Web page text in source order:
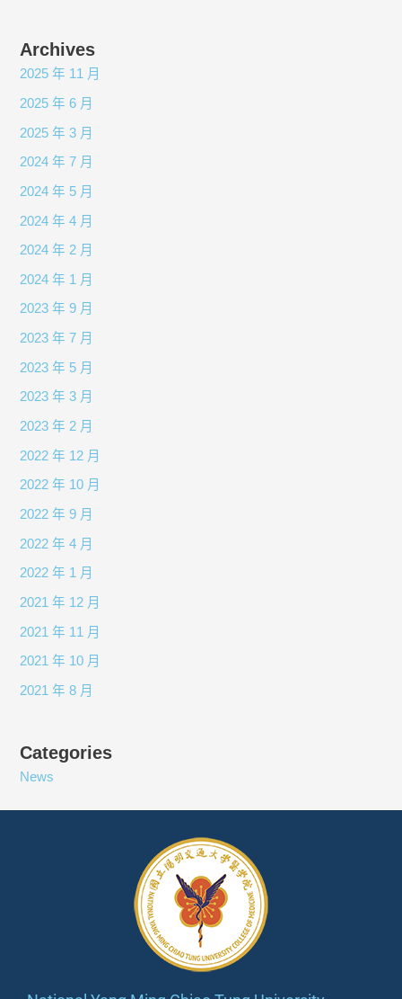
Archives
2025 年 11 月
2025 年 6 月
2025 年 3 月
2024 年 7 月
2024 年 5 月
2024 年 4 月
2024 年 2 月
2024 年 1 月
2023 年 9 月
2023 年 7 月
2023 年 5 月
2023 年 3 月
2023 年 2 月
2022 年 12 月
2022 年 10 月
2022 年 9 月
2022 年 4 月
2022 年 1 月
2021 年 12 月
2021 年 11 月
2021 年 10 月
2021 年 8 月
Categories
News